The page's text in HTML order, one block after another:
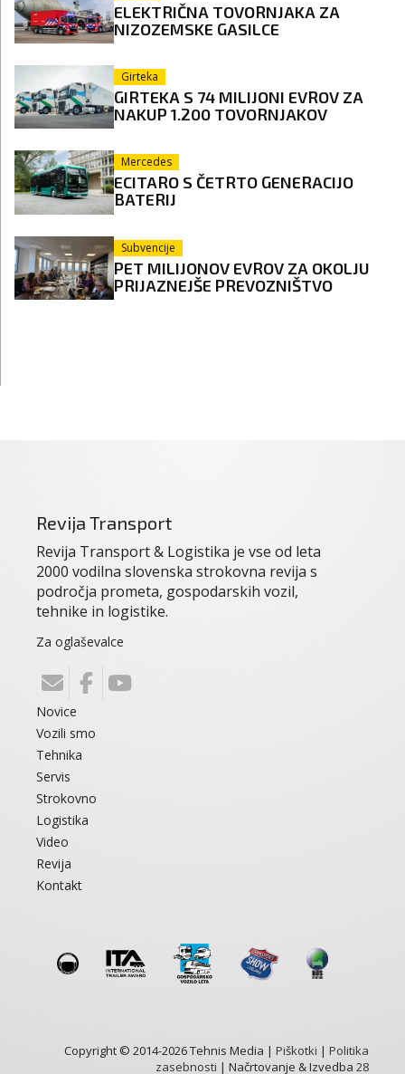
ELEKTRIČNA TOVORNJAKA ZA
NIZOZEMSKE GASILCE
Girteka
GIRTEKA S 74 MILIJONI EVROV ZA
NAKUP 1.200 TOVORNJAKOV
Mercedes
ECITARO S ČETRTO GENERACIJO
BATERIJ
Subvencije
PET MILIJONOV EVROV ZA OKOLJU
PRIJAZNEJŠE PREVOZNIŠTVO
Revija Transport
Revija Transport & Logistika je vse od leta
2000 vodilna slovenska strokovna revija s
področja prometa, gospodarskih vozil,
tehnike in logistike.
Za oglaševalce
Novice
Vozili smo
Tehnika
Servis
Strokovno
Logistika
Video
Revija
Kontakt
Copyright © 2014-2026 Tehnis Media | Piškotki | Politika
zasebnosti | Načrtovanje & Izvedba 28